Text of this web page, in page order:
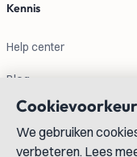
Kennis
Help center
Blog
Contactgegevens
We gebruiken
verbeteren. Lees